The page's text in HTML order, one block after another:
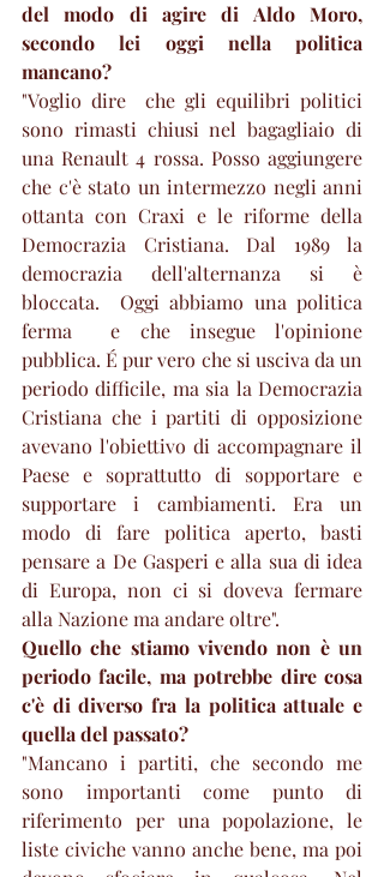
del modo di agire di Aldo Moro,
secondo lei oggi nella politica
mancano?
"Voglio dire  che gli equilibri politici
sono rimasti chiusi nel bagagliaio di
una Renault 4 rossa. Posso aggiungere
che c'è stato un intermezzo negli anni
ottanta con Craxi e le riforme della
Democrazia Cristiana. Dal 1989 la
democrazia dell'alternanza si è
bloccata.  Oggi abbiamo una politica
ferma  e che insegue l'opinione
pubblica. É pur vero che si usciva da un
periodo difficile, ma sia la Democrazia
Cristiana che i partiti di opposizione
avevano l'obiettivo di accompagnare il
Paese e soprattutto di sopportare e
supportare i cambiamenti. Era un
modo di fare politica aperto, basti
pensare a De Gasperi e alla sua di idea
di Europa, non ci si doveva fermare
alla Nazione ma andare oltre".
Quello che stiamo vivendo non è un
periodo facile, ma potrebbe dire cosa
c'è di diverso fra la politica attuale e
quella del passato?
"Mancano i partiti, che secondo me
sono importanti come punto di
riferimento per una popolazione, le
liste civiche vanno anche bene, ma poi